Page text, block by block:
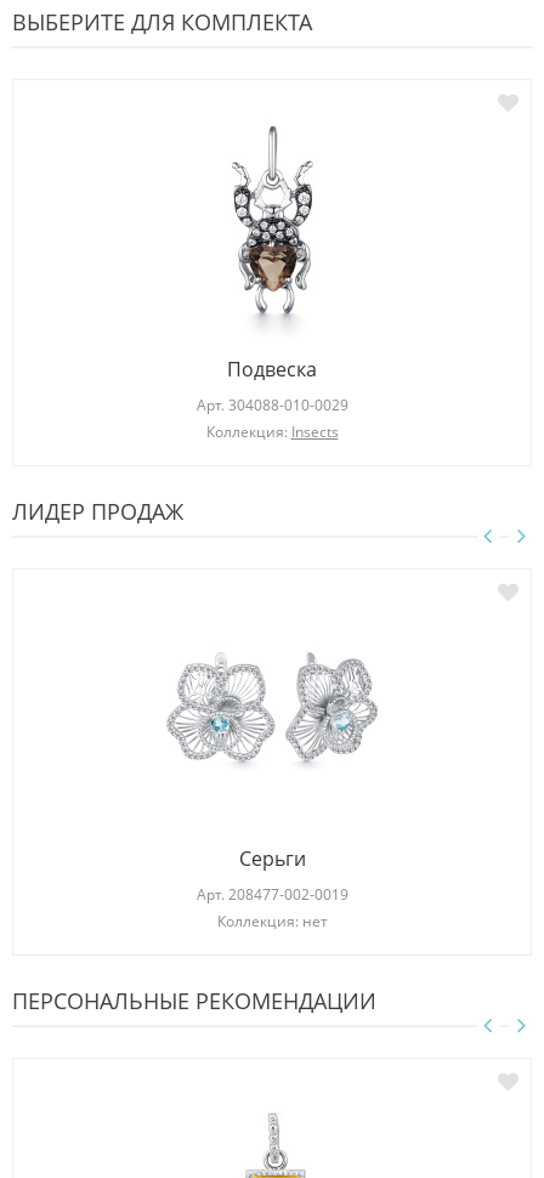
ВЫБЕРИТЕ ДЛЯ КОМПЛЕКТА
Подвеска
Арт. 304088-010-0029
Коллекция: Insects
ЛИДЕР ПРОДАЖ
Серьги
Арт. 208477-002-0019
Коллекция: нет
ПЕРСОНАЛЬНЫЕ РЕКОМЕНДАЦИИ